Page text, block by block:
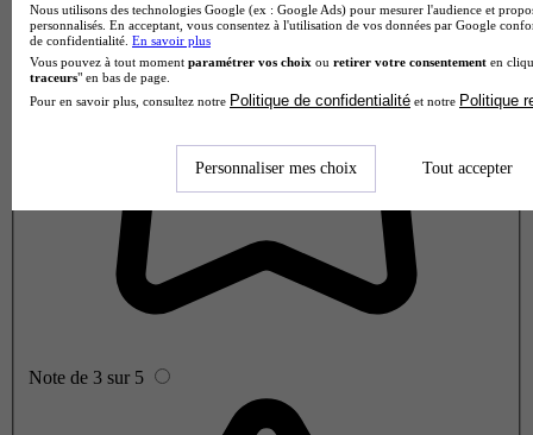
Note de 3 sur 5
Nous utilisons des technologies Google (ex : Google Ads) pour mesurer l'audience et
personnalisés. En acceptant, vous consentez à l'utilisation de vos données par Google
de confidentialité. En savoir plus
Vous pouvez à tout moment paramétrer vos choix ou retirer votre consentement en
traceurs" en bas de page.
Pour en savoir plus, consultez notre Politique de confidentialité et notre Politique
Personnaliser mes choix Tout accepter